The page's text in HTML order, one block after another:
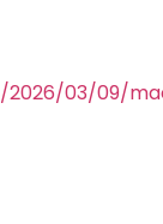
2026/03/09/